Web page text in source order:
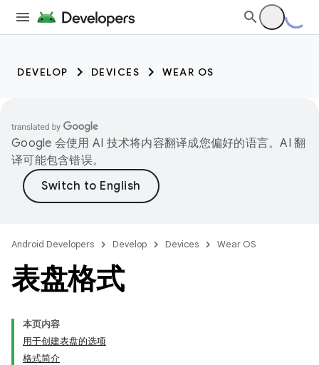
DEVELOP DEVICES WEAR OS
Google 会使用 AI 技术将内容翻译成您偏好的语言。AI 翻
译可能包含错误。
Android Developers Develop Devices Wear OS
表盘格式
本页内容
用于创建表盘的选项
格式简介